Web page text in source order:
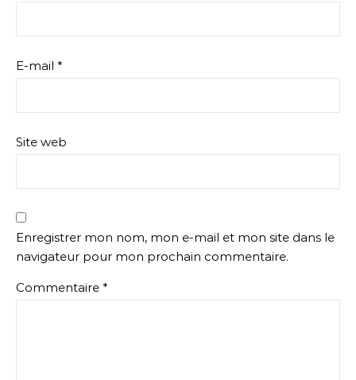
E-mail *
Site web
Enregistrer mon nom, mon e-mail et mon site dans le
navigateur pour mon prochain commentaire.
Commentaire *